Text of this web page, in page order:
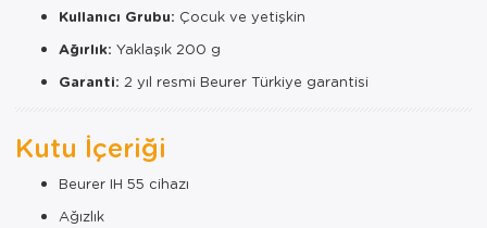
Kullanıcı Grubu: Çocuk ve yetişkin
Ağırlık: Yaklaşık 200 g
Garanti: 2 yıl resmi Beurer Türkiye garantisi
Kutu İçeriği
Beurer IH 55 cihazı
Ağızlık